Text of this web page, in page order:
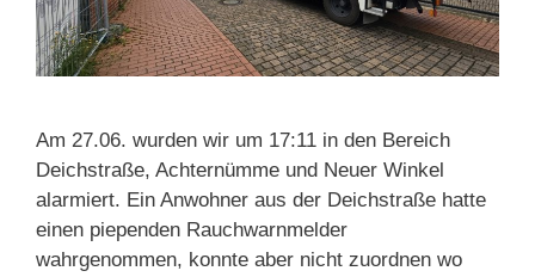
Am 27.06. wurden wir um 17:11 in den Bereich
Deichstraße, Achternümme und Neuer Winkel
alarmiert. Ein Anwohner aus der Deichstraße hatte
einen piependen Rauchwarnmelder
wahrgenommen, konnte aber nicht zuordnen wo